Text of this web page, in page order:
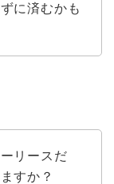
に済むかも
リースだ
すか？